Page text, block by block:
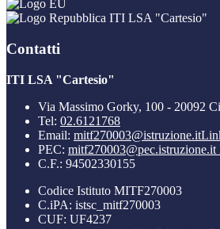
ITI LSA "Cartesio"
Contatti
ITI LSA "Cartesio"
Via Massimo Gorky, 100 - 20092
Tel: 02.6121768
Email: mitf270003@istruzione.it
PEC: mitf270003@pec.istruzione.it
C.F.: 94502330155
Codice Istituto MITF270003
C.iPA: istsc_mitf270003
CUF: UF4237